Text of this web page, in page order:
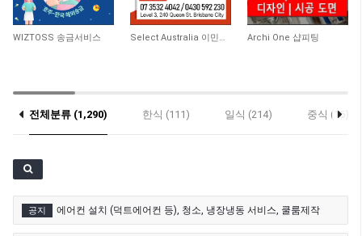
9,638
WIZTOSS 송금서비스 9,542 8,957
Archi One 샵피팅
전체분류 (1,290) 한식 (111) 일식 (214) 중식 (16)
공지 에어컨 설치 (덕트에어컨 등), 청소, 냉장냉동 서비스, 쿨룸제작